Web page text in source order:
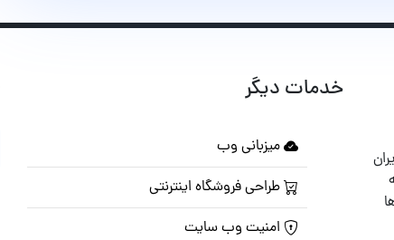
خدمات دیگر
میزبانی وب
طراحی فروشگاه اینترنتی
امنیت وب سایت